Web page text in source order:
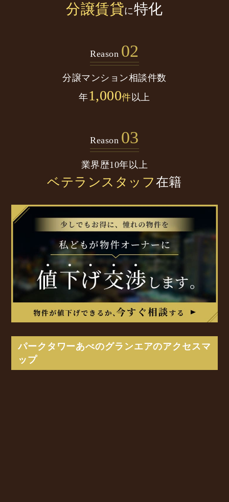
分譲賃貸に特化
Reason 02
分譲マンション相談件数
年1,000件以上
Reason 03
業界歴10年以上
ベテランスタッフ在籍
パークタワーあべのグランエアのアクセスマ
ップ